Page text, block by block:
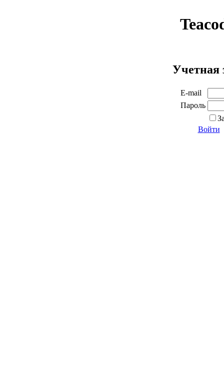
Учетная
E-mail
Пароль
Войти